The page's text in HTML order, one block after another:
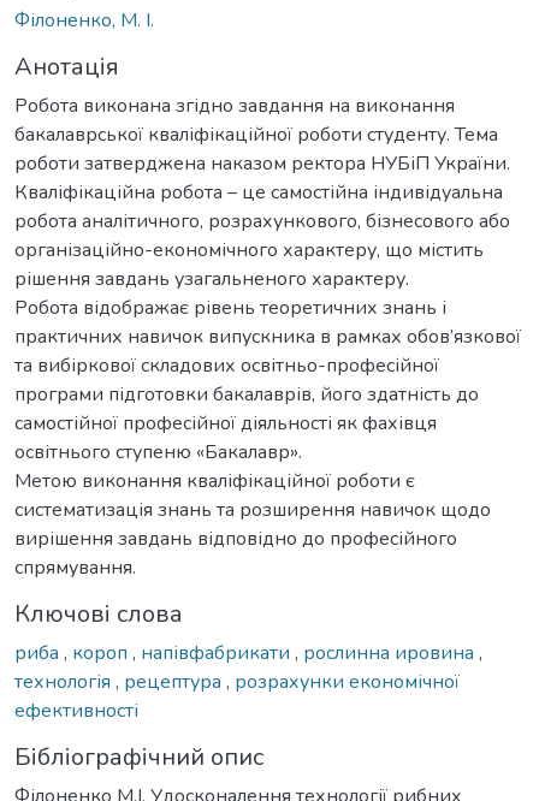
Філоненко, М. І.
Анотація
Робота виконана згідно завдання на виконання
бакалаврської кваліфікаційної роботи студенту. Тема
роботи затверджена наказом ректора НУБіП України.
Кваліфікаційна робота – це самостійна індивідуальна
робота аналітичного, розрахункового, бізнесового або
організаційно-економічного характеру, що містить
рішення завдань узагальненого характеру.
Робота відображає рівень теоретичних знань і
практичних навичок випускника в рамках обов’язкової
та вибіркової складових освітньо-професійної
програми підготовки бакалаврів, його здатність до
самостійної професійної діяльності як фахівця
освітнього ступеню «Бакалавр».
Метою виконання кваліфікаційної роботи є
систематизація знань та розширення навичок щодо
вирішення завдань відповідно до професійного
спрямування.
Ключові слова
риба , короп , напівфабрикати , рослинна ировина ,
технологія , рецептура , розрахунки економічної
ефективності
Бібліографічний опис